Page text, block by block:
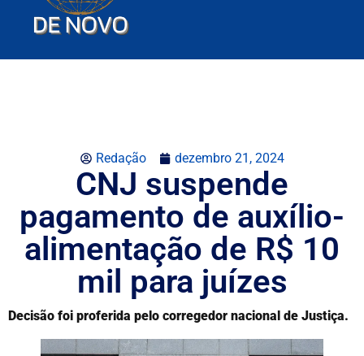
Redação dezembro 21, 2024
CNJ suspende
pagamento de auxílio-
alimentação de R$ 10
mil para juízes
Decisão foi proferida pelo corregedor nacional de Justiça.